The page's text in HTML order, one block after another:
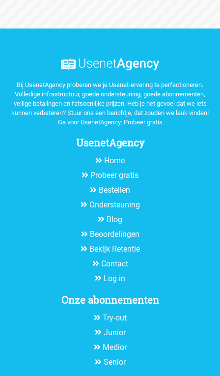
Bij UsenetAgency proberen we je Usenet-ervaring te perfectioneren.
Volledige infrastructuur, goede ondersteuning, goede abonnementen,
veilige betalingen en fatsoenlijke prijzen. Heb je het gevoel dat we iets
kunnen verbeteren? Stuur ons een berichtje, dat zouden we leuk vinden!
Ga voor UsenetAgency: Probeer gratis
UsenetAgency
Home
Probeer gratis
Bestellen
Ondersteuning
Blog
Beoordelingen
Bekijk Retentie
Contact
Log in
Onze abonnementen
Try-out
Junior
Medior
Senior